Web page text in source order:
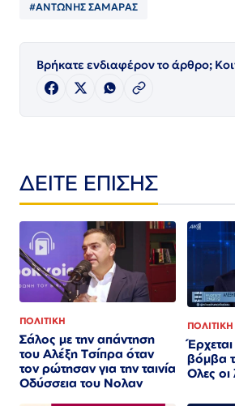
#ΑΝΤΩΝΗΣ ΣΑΜΑΡΑΣ
Βρήκατε ενδιαφέρον το άρθρο;
ΔΕΙΤΕ ΕΠΙΣΗΣ
ΠΟΛΙΤΙΚΗ
Σάλος με την απάντηση
του Αλέξη Τσίπρα όταν
τον ρώτησαν για την ταινία
Οδύσσεια του Νολαν
ΠΟΛΙΤΙΚΗ
βόμβα
Ολες οι